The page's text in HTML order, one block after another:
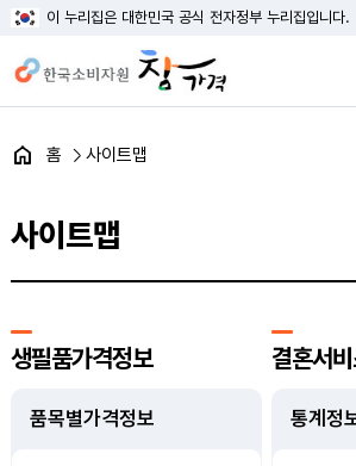
이 누리집은 대한민국 공식 전자정부 누리집입니다.
홈 사이트맵
사이트맵
생필품가격정보
품목별가격정보
결혼서
통계정